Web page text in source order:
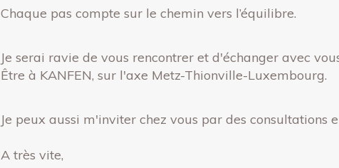
Chaque pas compte sur le chemin vers l’équilibre.
Je serai ravie de vous rencontrer et d'échanger avec
Être à KANFEN, sur l'axe Metz-Thionville-Luxembourg.
Je peux aussi m'inviter chez vous par des consultations
A très vite,